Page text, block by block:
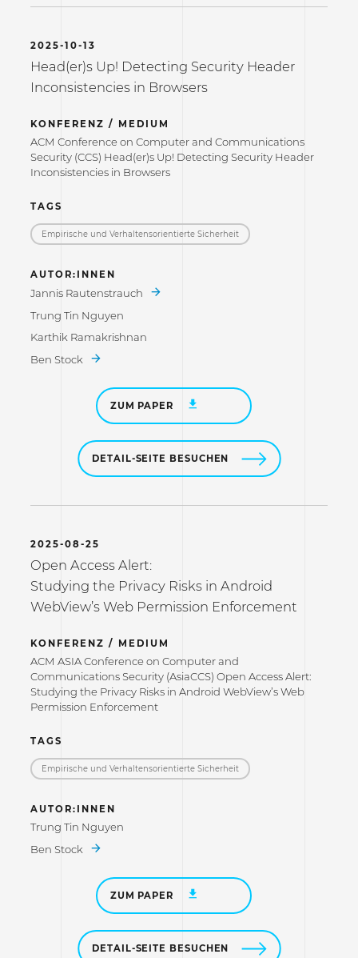
2025-10-13
Head(er)s Up! Detecting Security Header
Inconsistencies in Browsers
KONFERENZ / MEDIUM
ACM Conference on Computer and Communications
Security (CCS) Head(er)s Up! Detecting Security Header
Inconsistencies in Browsers
TAGS
Empirische und Verhaltensorientierte Sicherheit
AUTOR:INNEN
Jannis Rautenstrauch
Trung Tin Nguyen
Karthik Ramakrishnan
Ben Stock
ZUM PAPER
DETAIL-SEITE BESUCHEN
2025-08-25
Open Access Alert:
Studying the Privacy Risks in Android
WebView’s Web Permission Enforcement
KONFERENZ / MEDIUM
ACM ASIA Conference on Computer and
Communications Security (AsiaCCS) Open Access Alert:
Studying the Privacy Risks in Android WebView’s Web
Permission Enforcement
TAGS
Empirische und Verhaltensorientierte Sicherheit
AUTOR:INNEN
Trung Tin Nguyen
Ben Stock
ZUM PAPER
DETAIL-SEITE BESUCHEN